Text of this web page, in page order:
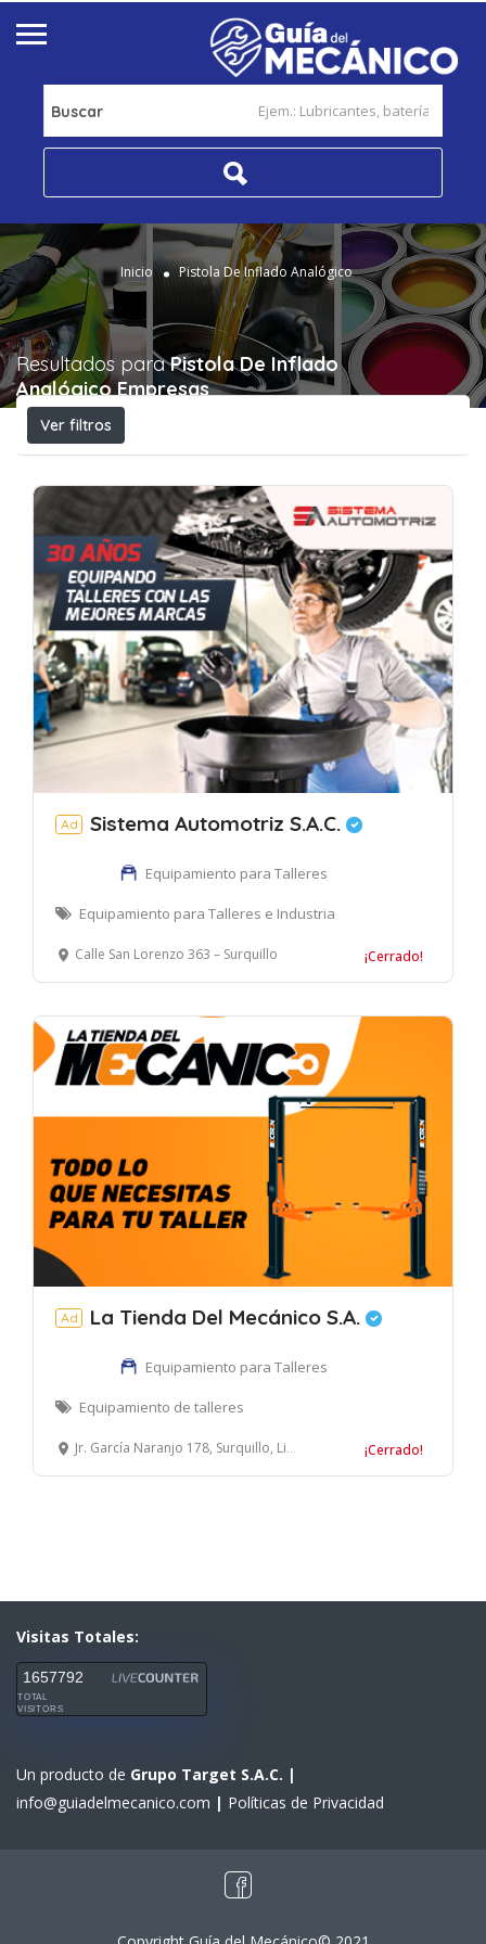
Buscar
Inicio Pistola De Inflado Analógico
Resultados paraPistola De Inflado
Analógico Empresas
Ver filtros
Ad Sistema Automotriz S.A.C.
Equipamiento para Talleres
Equipamiento para Talleres e Industria
Calle San Lorenzo 363 – Surquillo ¡Cerrado!
Ad La Tienda Del Mecánico S.A.
Equipamiento para Talleres
Equipamiento de talleres
Jr. García Naranjo 178, Surquillo, Lima, Perú ¡Cerrado!
Visitas Totales:
1657792
TOTAL
VISITORS
Un producto de Grupo Target S.A.C. |
info@guiadelmecanico.com | Políticas de Privacidad